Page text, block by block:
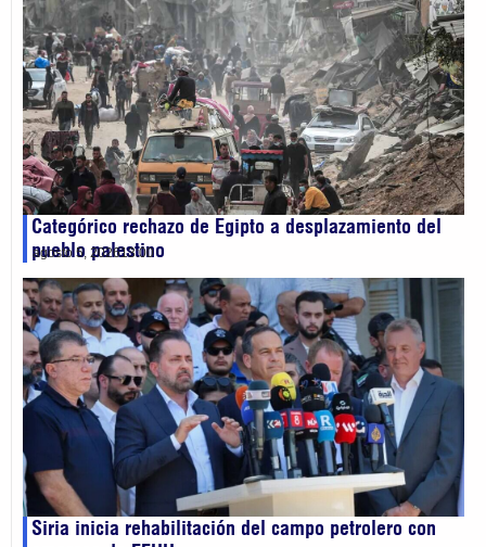
Categórico rechazo de Egipto a desplazamiento del
pueblo palestino
agosto 5, 202613:00
Siria inicia rehabilitación del campo petrolero con